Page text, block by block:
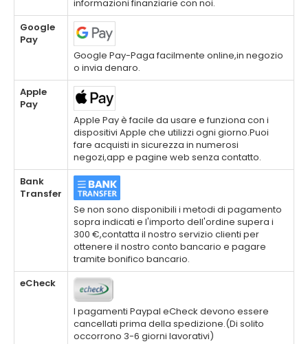
informazioni finanziarie con noi.
Google
Pay
Google Pay-Paga facilmente online,in negozio
o invia denaro.
Apple
Pay
Apple Pay è facile da usare e funziona con i
dispositivi Apple che utilizzi ogni giorno.Puoi
fare acquisti in sicurezza in numerosi
negozi,app e pagine web senza contatto.
Bank
Transfer
Se non sono disponibili i metodi di pagamento
sopra indicati e l'importo dell'ordine supera i
300 €,contatta il nostro servizio clienti per
ottenere il nostro conto bancario e pagare
tramite bonifico bancario.
eCheck
I pagamenti Paypal eCheck devono essere
cancellati prima della spedizione.(Di solito
occorrono 3-6 giorni lavorativi)